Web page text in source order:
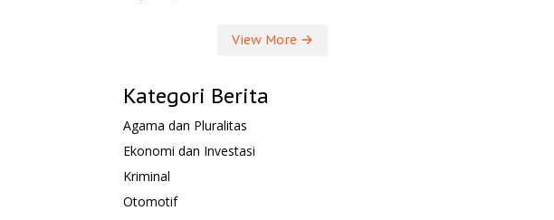
View More
Kategori Berita
Agama dan Pluralitas
Ekonomi dan Investasi
Kriminal
Otomotif